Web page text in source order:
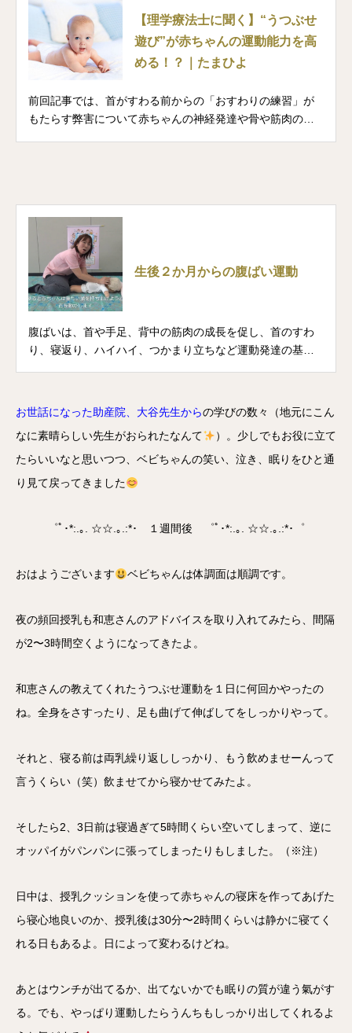
【理学療法士に聞く】“うつぶせ
遊び”が赤ちゃんの運動能力を高
める！？｜たまひよ
前回記事では、首がすわる前からの「おすわりの練習」が
もたらす弊害について赤ちゃんの神経発達や骨や筋肉の発
生後２か月からの腹ばい運動
腹ばいは、首や手足、背中の筋肉の成長を促し、首のすわ
り、寝返り、ハイハイ、つかまり立ちなど運動発達の基本
もやってみてください☆彡横浜市 保土ケ谷区 子育て・
教育https://www.city.yokoham...
お世話になった助産院 大谷先生からの学びの数々（地元にこん
なに素晴らしい先生がおられたなんて
）。少しでもお役に立て
たらいいなと思いつつ、ベビちゃんの笑い、泣き、眠りをひと通
り見て戻ってきました
゜ﾟ･*:.｡. ☆☆.｡.:*･ １週間後 ゜ﾟ･*:.｡. ☆☆.｡.:*･゜
おはようございます ベビちゃんは体調面は順調です。
夜の頻回授乳も和恵さんのアドバイスを取り入れてみたら、間隔
が2〜3時間空くようになってきたよ。
和恵さんの教えてくれたうつぶせ運動を１日に何回かやったの
ね。全身をさすったり、足も曲げて伸ばしてをしっかりやって。
それと、寝る前は両乳繰り返ししっかり、もう飲めませーんって
言うくらい（笑）飲ませてから寝かせてみたよ。
そしたら2、3日前は寝過ぎて5時間くらい空いてしまって、逆に
オッパイがパンパンに張ってしまったりもしました。（※注）
日中は、授乳クッションを使って赤ちゃんの寝床を作ってあげた
ら寝心地良いのか、授乳後は30分〜2時間くらいは静かに寝てく
れる日もあるよ。日によって変わるけどね。
あとはウンチが出てるか、出てないかでも眠りの質が違う氣がす
る。でも、やっぱり運動したらうんちもしっかり出してくれるよ